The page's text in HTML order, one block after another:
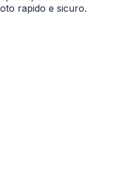
rapido e sicuro.